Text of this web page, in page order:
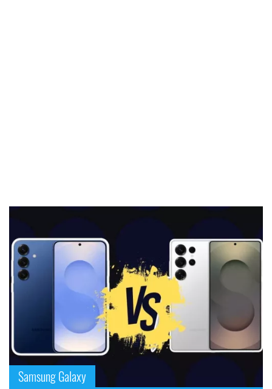
Samsung Galaxy